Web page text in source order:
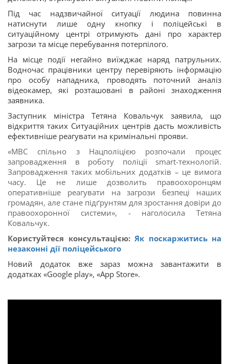
Під час надзвичайної ситуації людина повинна
натиснути лише одну кнопку і поліцейські в
ситуаційному центрі отримують дані про характер
загрози та місце перебування потерпілого.
На місце події негайно виїжджає наряд патрульних.
Водночас працівники центру перевіряють інформацію
про особу нападника, проводять поточний аналіз
відеокамер, які розташовані в районі знаходження
заявника.
Заступник міністра Тетяна Ковальчук заявила, що
відкриття таких Ситуаційних центрів дасть можливість
ефективніше реагувати на кримінальні прояви.
«МВС спільно з Нацполіцією розпочали процес
запровадження в роботу поліції smart-технологій.
Запровадження таких мобільних додатків – це вимога
часу. Це не лише дозволить правоохоронцям
оперативніше реагувати на загрози безпеці наших
громадян, але стане підґрунтям для зростання довіри до
правоохоронної системи», - наголосила Тетяна
Ковальчук.
Користуйтеся консультацією: Як поскаржитись на
незаконні дії поліцейського
Новий додаток вже зараз можна завантажити в
додатках «Google play», «App Store».